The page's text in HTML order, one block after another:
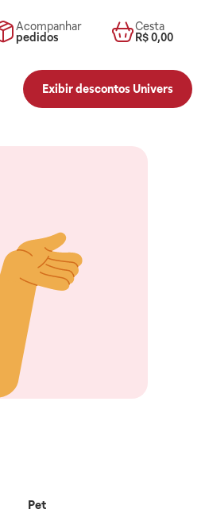
Acompanhar
pedidos
Cesta
R$ 0,00
Exibir descontos Univers
Pet